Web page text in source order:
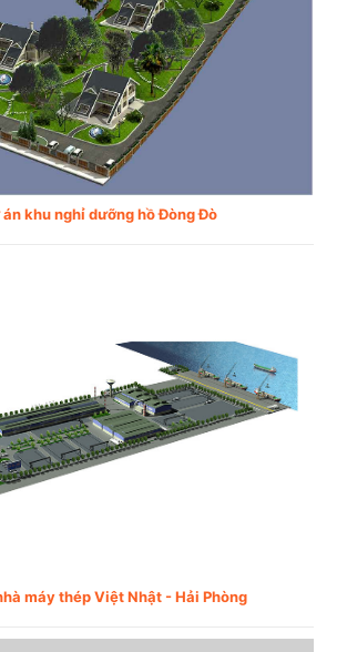
án khu nghỉ dưỡng hồ Đòng Đò
máy thép Việt Nhật - Hải Phòng